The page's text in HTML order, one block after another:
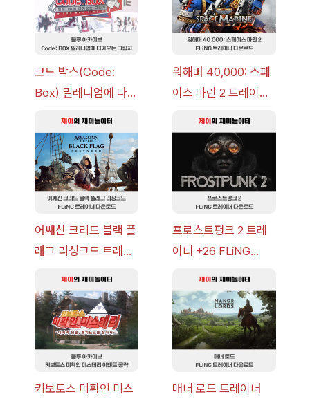
코드 박스(Code:
Box) 밀레니엄에 다가
략 [복각] | 블루 아카
이브
워해머 40,000: 스페
이스 마린 2 트레이너
v14.0+] 다운로드
어쌔신 크리드 블랙 플
래그 리싱크드 트레이
v1.0+] 다운로드
프로스트펑크 2 트레
이너 +26 FLiNG
드
키보토스 미확인 미스
매너 로드 트레이너